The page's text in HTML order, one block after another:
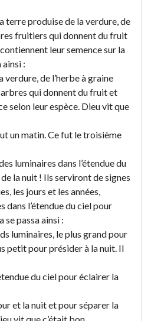
terre produise de la verdure, de
fruitiers qui donnent du fruit
leur semence sur la
ainsi :
de l’herbe à graine
qui donnent du fruit et
selon leur espèce. Dieu vit que
un matin. Ce fut le troisième
luminaires dans l’étendue du
la nuit ! Ils serviront de signes
les jours et les années,
dans l’étendue du ciel pour
se passa ainsi :
luminaires, le plus grand pour
petit pour présider à la nuit. Il
du ciel pour éclairer la
et la nuit et pour séparer la
vit que c’était bon.